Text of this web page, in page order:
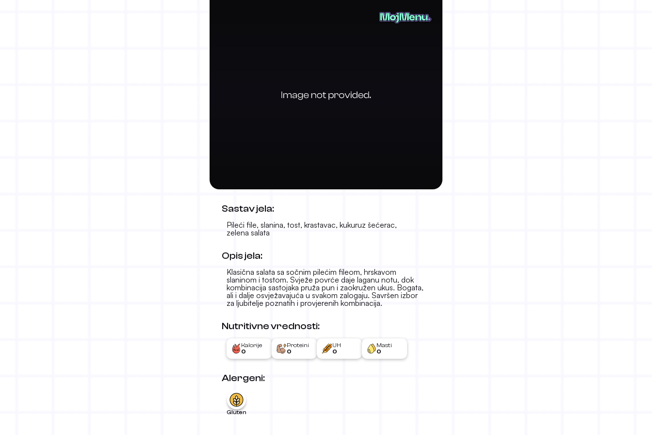
Cezar salata
Sastav jela:
Pileći file, slanina, tost, krastavac, kukuruz šećerac,
zelena salata
Opis jela:
Klasična salata sa sočnim pilećim fileom, hrskavom
slaninom i tostom. Svježe povrće daje laganu notu, dok
kombinacija sastojaka pruža pun i zaokružen ukus. Bogata,
ali i dalje osvježavajuća u svakom zalogaju. Savršen izbor
za ljubitelje poznatih i provjerenih kombinacija.
Nutritivne vrednosti:
Kalorije
0
Proteini
0
UH
0
Masti
0
Alergeni:
Gluten